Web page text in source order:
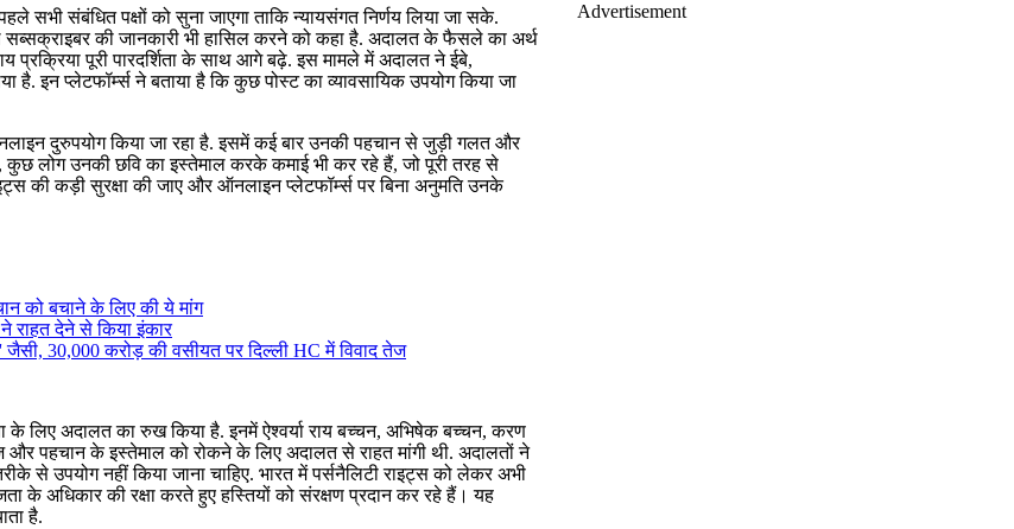
सभी संबंधित पक्षों को सुना जाएगा ताकि न्यायसंगत निर्णय लिया जा सके.
की जानकारी भी हासिल करने को कहा है. अदालत के फैसले का अर्थ
पूरी पारदर्शिता के साथ आगे बढ़े. इस मामले में अदालत ने ईबे,
है. इन प्लेटफॉर्म्स ने बताया है कि कुछ पोस्ट का व्यावसायिक उपयोग किया जा
दुरुपयोग किया जा रहा है. इसमें कई बार उनकी पहचान से जुड़ी गलत और
कुछ लोग उनकी छवि का इस्तेमाल करके कमाई भी कर रहे हैं, जो पूरी तरह से
की कड़ी सुरक्षा की जाए और ऑनलाइन प्लेटफॉर्म्स पर बिना अनुमति उनके
को बचाने के लिए की ये मांग
ने राहत देने से किया इंकार
30,000 करोड़ की वसीयत पर दिल्ली HC में विवाद तेज
के लिए अदालत का रुख किया है. इनमें ऐश्वर्या राय बच्चन, अभिषेक बच्चन, करण
और पहचान के इस्तेमाल को रोकने के लिए अदालत से राहत मांगी थी. अदालतों ने
से उपयोग नहीं किया जाना चाहिए. भारत में पर्सनैलिटी राइट्स को लेकर अभी
के अधिकार की रक्षा करते हुए हस्तियों को संरक्षण प्रदान कर रहे हैं। यह
है.
Court ने तय किए आरोप, सुनवाई के दौरान
Advertisement